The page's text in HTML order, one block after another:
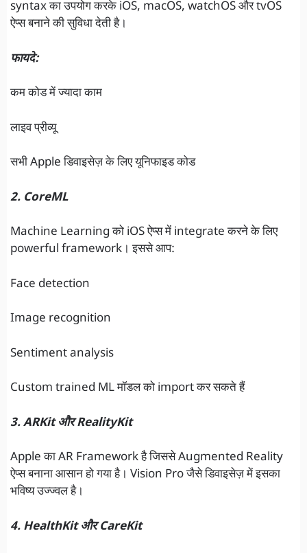
syntax का उपयोग करके iOS, macOS, watchOS और tvOS
ऐप्स बनाने की सुविधा देती है।
फायदे:
कम कोड में ज्यादा काम
लाइव प्रीव्यू
सभी Apple डिवाइसेज़ के लिए यूनिफाइड कोड
2. CoreML
Machine Learning को iOS ऐप्स में integrate करने के लिए
powerful framework। इससे आप:
Face detection
Image recognition
Sentiment analysis
Custom trained ML मॉडल को import कर सकते हैं
3. ARKit और RealityKit
Apple का AR Framework है जिससे Augmented Reality
ऐप्स बनाना आसान हो गया है। Vision Pro जैसे डिवाइसेज़ में इसका
भविष्य उज्ज्वल है।
4. HealthKit और CareKit